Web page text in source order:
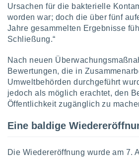
oder
zur
Ursachen für die bakterielle
worden war; doch die über fünf
Jahre gesammelten Ergebnisse
Schließung.“
Nach neuen
Bewertungen, die in
Umweltbehörden durchgeführt
jedoch als möglich erachtet, den
Öffentlichkeit zugänglich zu
Eine baldige
Die Wiedereröffnung wurde am 7.